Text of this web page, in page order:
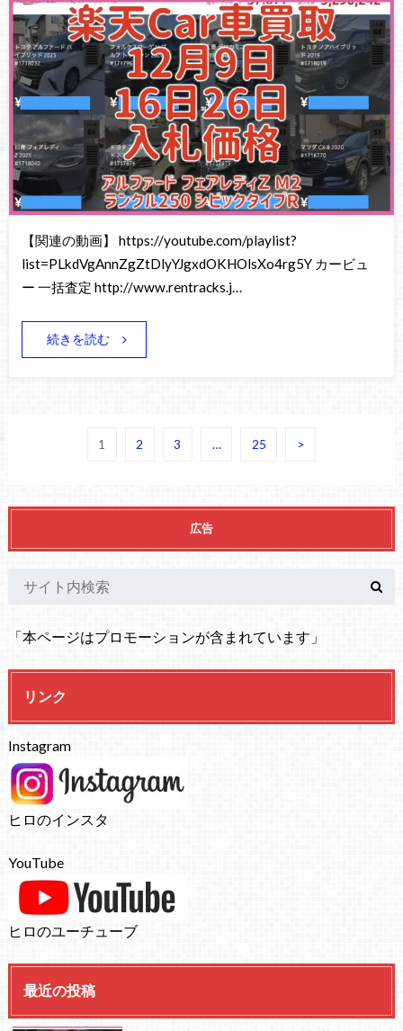
【関連の動画】 https://youtube.com/playlist?
list=PLkdVgAnnZgZtDlyYJgxdOKHOlsXo4rg5Y カービュ
ー 一括査定 http://www.rentracks.j…
続きを読む
1 2 3 … 25 >
広告
「本ページはプロモーションが含まれています」
リンク
Instagram
ヒロのインスタ
YouTube
ヒロのユーチューブ
最近の投稿